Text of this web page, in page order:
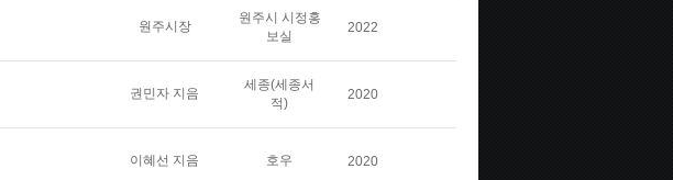
원주시장
원주시 시정홍
보실
2022
권민자 지음
세종(세종서
적)
2020
이혜선 지음 호우 2020